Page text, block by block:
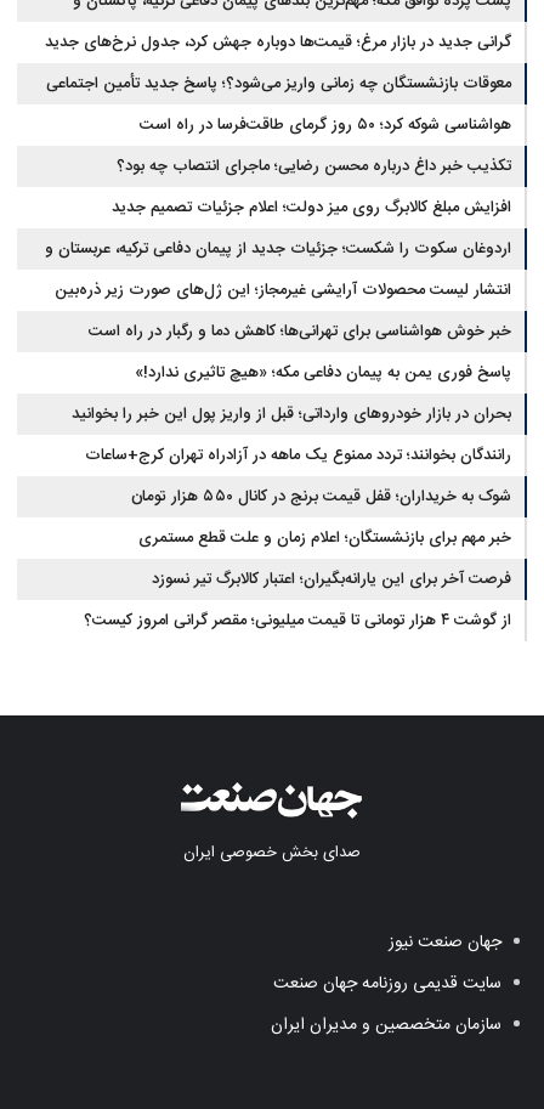
عربستان
گرانی جدید در بازار مرغ؛ قیمت‌ها دوباره جهش کرد، جدول نرخ‌های جدید
معوقات بازنشستگان چه زمانی واریز می‌شود؟؛ پاسخ جدید تأمین اجتماعی
هواشناسی شوکه کرد؛ ۵۰ روز گرمای طاقت‌فرسا در راه است
تکذیب خبر داغ درباره محسن رضایی؛ ماجرای انتصاب چه بود؟
افزایش مبلغ کالابرگ روی میز دولت؛ اعلام جزئیات تصمیم جدید
اردوغان سکوت را شکست؛ جزئیات جدید از پیمان دفاعی ترکیه، عربستان و
پاکستان
انتشار لیست محصولات آرایشی غیرمجاز؛ این ژل‌های صورت زیر ذره‌بین
خبر خوش هواشناسی برای تهرانی‌ها؛ کاهش دما و رگبار در راه است
پاسخ فوری یمن به پیمان دفاعی مکه؛ «هیچ تاثیری ندارد!»
بحران در بازار خودروهای وارداتی؛ قبل از واریز پول این خبر را بخوانید
رانندگان بخوانند؛ تردد ممنوع یک ماهه در آزادراه تهران کرج+ساعات
شوک به خریداران؛ قفل قیمت برنج در کانال ۵۵۰ هزار تومان
خبر مهم برای بازنشستگان؛ اعلام زمان و علت قطع مستمری
فرصت آخر برای این یارانه‌بگیران؛ اعتبار کالابرگ تیر نسوزد
از گوشت ۴ هزار تومانی تا قیمت میلیونی؛ مقصر گرانی امروز کیست؟
صدای بخش خصوصی ایران
جهان صنعت نیوز
سایت قدیمی روزنامه جهان صنعت
سازمان متخصصین و مدیران ایران